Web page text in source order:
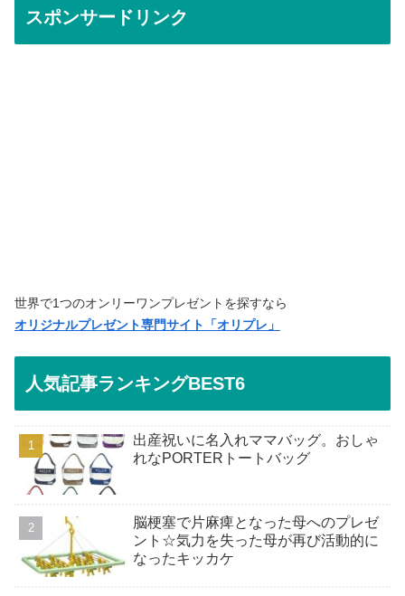
スポンサードリンク
世界で1つのオンリーワンプレゼントを探すなら
オリジナルプレゼント専門サイト「オリプレ」
人気記事ランキングBEST6
出産祝いに名入れママバッグ。おしゃ
れなPORTERトートバッグ
脳梗塞で片麻痺となった母へのプレゼ
ント☆気力を失った母が再び活動的に
なったキッカケ